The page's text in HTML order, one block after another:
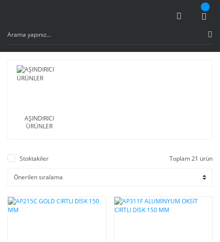
AŞINDIRICI
ÜRÜNLER
Stoktakiler Toplam 21 ürün